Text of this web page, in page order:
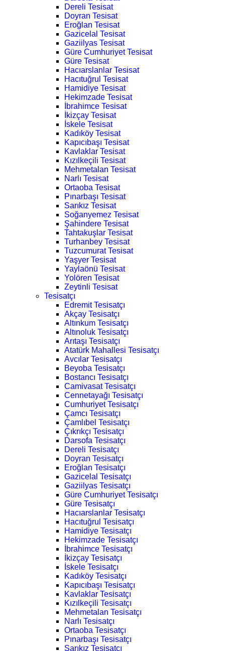
Dereli Tesisat
Doyran Tesisat
Eroğlan Tesisat
Gazicelal Tesisat
Gaziilyas Tesisat
Güre Cumhuriyet Tesisat
Güre Tesisat
Hacıarslanlar Tesisat
Hacıtuğrul Tesisat
Hamidiye Tesisat
Hekimzade Tesisat
İbrahimce Tesisat
İkizçay Tesisat
İskele Tesisat
Kadıköy Tesisat
Kapıcıbaşı Tesisat
Kavlaklar Tesisat
Kızılkeçili Tesisat
Mehmetalan Tesisat
Narlı Tesisat
Ortaoba Tesisat
Pınarbaşı Tesisat
Sarıkız Tesisat
Soğanyemez Tesisat
Şahindere Tesisat
Tahtakuşlar Tesisat
Turhanbey Tesisat
Tuzcumurat Tesisat
Yaşyer Tesisat
Yaylaönü Tesisat
Yolören Tesisat
Zeytinli Tesisat
Tesisatçı
Edremit Tesisatçı
Akçay Tesisatçı
Altınkum Tesisatçı
Altınoluk Tesisatçı
Arıtaşı Tesisatçı
Atatürk Mahallesi Tesisatçı
Avcılar Tesisatçı
Beyoba Tesisatçı
Bostancı Tesisatçı
Camivasat Tesisatçı
Cennetayağı Tesisatçı
Cumhuriyet Tesisatçı
Çamcı Tesisatçı
Çamlıbel Tesisatçı
Çıkrıkçı Tesisatçı
Darsofa Tesisatçı
Dereli Tesisatçı
Doyran Tesisatçı
Eroğlan Tesisatçı
Gazicelal Tesisatçı
Gaziilyas Tesisatçı
Güre Cumhuriyet Tesisatçı
Güre Tesisatçı
Hacıarslanlar Tesisatçı
Hacıtuğrul Tesisatçı
Hamidiye Tesisatçı
Hekimzade Tesisatçı
İbrahimce Tesisatçı
İkizçay Tesisatçı
İskele Tesisatçı
Kadıköy Tesisatçı
Kapıcıbaşı Tesisatçı
Kavlaklar Tesisatçı
Kızılkeçili Tesisatçı
Mehmetalan Tesisatçı
Narlı Tesisatçı
Ortaoba Tesisatçı
Pınarbaşı Tesisatçı
Sarıkız Tesisatçı